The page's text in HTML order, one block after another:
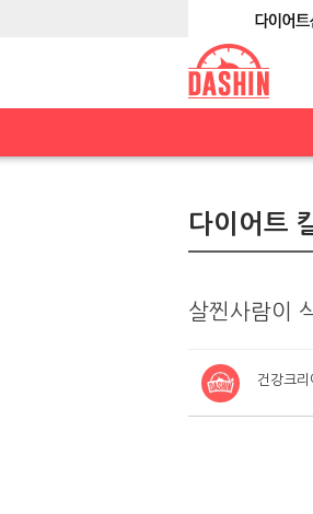
다이어트
살찐사람이
건강크